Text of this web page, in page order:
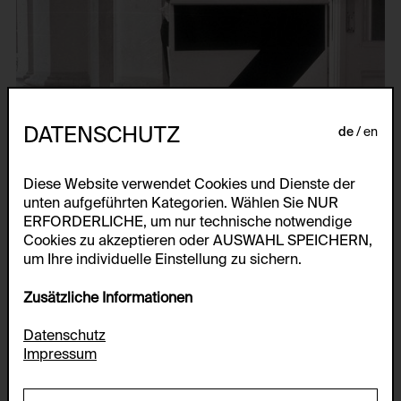
DATENSCHUTZ de en
Diese Website verwendet Cookies und Dienste der
unten aufgeführten Kategorien. Wählen Sie NUR
ERFORDERLICHE, um nur technische notwendige
Cookies zu akzeptieren oder AUSWAHL SPEICHERN,
um Ihre individuelle Einstellung zu sichern.
Zusätzliche Informationen
Datenschutz
Impressum